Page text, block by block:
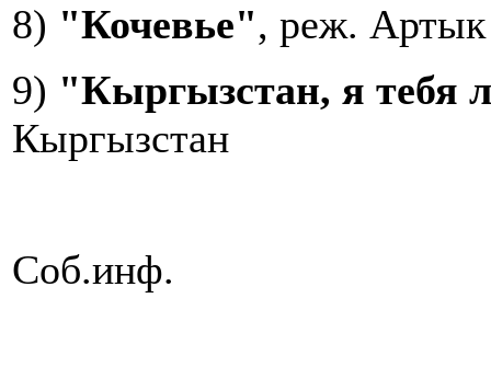
8) "Кочевье", реж.
9) "Кыргызстан, я тебя
Кыргызстан
Соб.инф.